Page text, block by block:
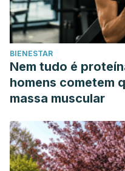
BIENESTAR
Nem tudo é
homens cometem
massa muscular